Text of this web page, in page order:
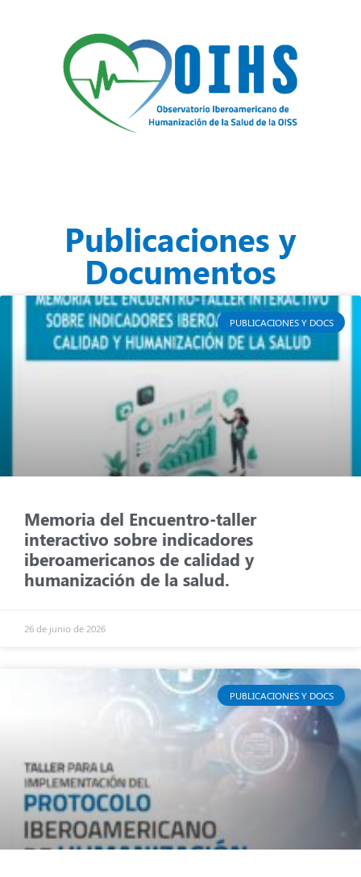
Publicaciones y
Documentos
PUBLICACIONES Y DOCS
Memoria del Encuentro-taller
interactivo sobre indicadores
iberoamericanos de calidad y
humanización de la salud.
26 de junio de 2026
PUBLICACIONES Y DOCS